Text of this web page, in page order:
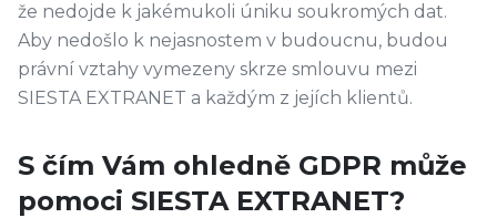
že nedojde k jakémukoli úniku soukromých dat.
Aby nedošlo k nejasnostem v budoucnu, budou
právní vztahy vymezeny skrze smlouvu mezi
SIESTA EXTRANET a každým z jejích klientů.
S čím Vám ohledně GDPR může
pomoci SIESTA EXTRANET?